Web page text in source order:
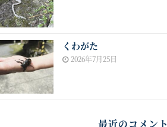
くわがた
2026年7月25日
最近のコメント